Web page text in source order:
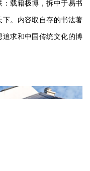
载籍极博，拆中于易书
。内容取自存的书法著
求和中国传统文化的博